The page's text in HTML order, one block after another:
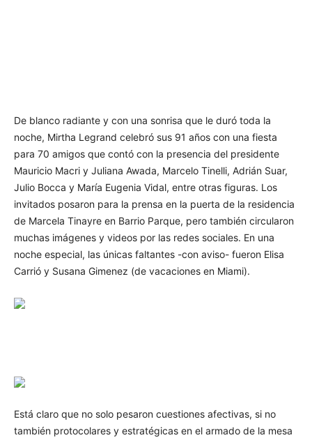
De blanco radiante y con una sonrisa que le duró toda la
noche, Mirtha Legrand celebró sus 91 años con una fiesta
para 70 amigos que contó con la presencia del presidente
Mauricio Macri y Juliana Awada, Marcelo Tinelli, Adrián Suar,
Julio Bocca y María Eugenia Vidal, entre otras figuras. Los
invitados posaron para la prensa en la puerta de la residencia
de Marcela Tinayre en Barrio Parque, pero también circularon
muchas imágenes y videos por las redes sociales. En una
noche especial, las únicas faltantes -con aviso- fueron Elisa
Carrió y Susana Gimenez (de vacaciones en Miami).
Está claro que no solo pesaron cuestiones afectivas, si no
también protocolares y estratégicas en el armado de la mesa